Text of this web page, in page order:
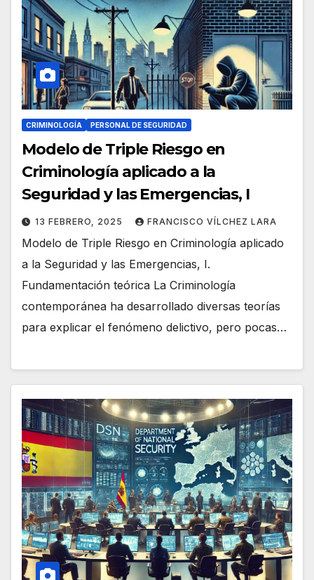
CRIMINOLOGÍA PERSONAL DE SEGURIDAD
Modelo de Triple Riesgo en
Criminología aplicado a la
Seguridad y las Emergencias, I
13 FEBRERO, 2025 FRANCISCO VÍLCHEZ LARA
Modelo de Triple Riesgo en Criminología aplicado
a la Seguridad y las Emergencias, I.
Fundamentación teórica La Criminología
contemporánea ha desarrollado diversas teorías
para explicar el fenómeno delictivo, pero pocas…